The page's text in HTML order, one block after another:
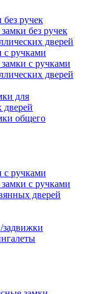
ручек
без ручек
дверей
с ручками
с ручками
дверей
для
дверей
общего
с ручками
с ручками
дверей